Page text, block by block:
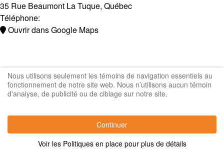
35 Rue Beaumont La Tuque, Québec
Téléphone:
Ouvrir dans Google Maps
Nous utilisons seulement les témoins de navigation essentiels au
fonctionnement de notre site web. Nous n’utilisons aucun témoin
d'analyse, de publicité ou de ciblage sur notre site.
Continuer
Voir les Politiques en place pour plus de détails